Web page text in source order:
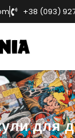
+38 (093)
для